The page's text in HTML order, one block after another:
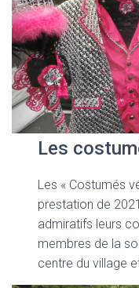
Les
Les « Costumés
prestation de
admiratifs leurs
membres de la
centre du village